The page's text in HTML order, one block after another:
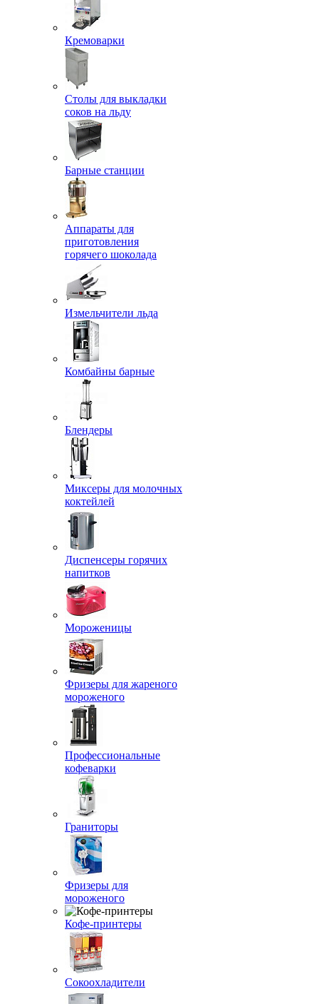
Кремоварки
Столы для выкладки
соков на льду
Барные станции
Аппараты для
приготовления
горячего шоколада
Измельчители льда
Комбайны барные
Блендеры
Миксеры для молочных
коктейлей
Диспенсеры горячих
напитков
Мороженицы
Фризеры для жареного
мороженого
Профессиональные
кофеварки
Граниторы
Фризеры для
мороженого
Кофе-принтеры
Сокоохладители